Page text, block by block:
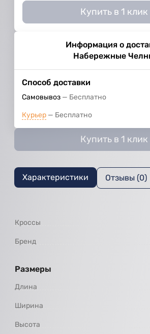
Купить в 1 клик
Информация о
Набережные
Способ доставки
Самовывоз Бесплатно
Курьер Бесплатно
Купить в 1 клик
Характеристики Отзывы (0)
Кроссы
Бренд
Размеры
Длина
Ширина
Высота